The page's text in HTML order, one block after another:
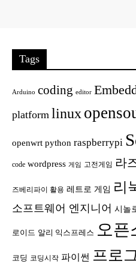
Tags
Arduino coding editor
platform linux
openwrt python raspberrypi
code wordpress 게임 고전게임 라
즈베리파이 활용 레트로 게임 리
소프트웨어 엔지니어 시놀
로이드 알리 익스프레스 오픈
코딩 코딩시작 파이썬 프로